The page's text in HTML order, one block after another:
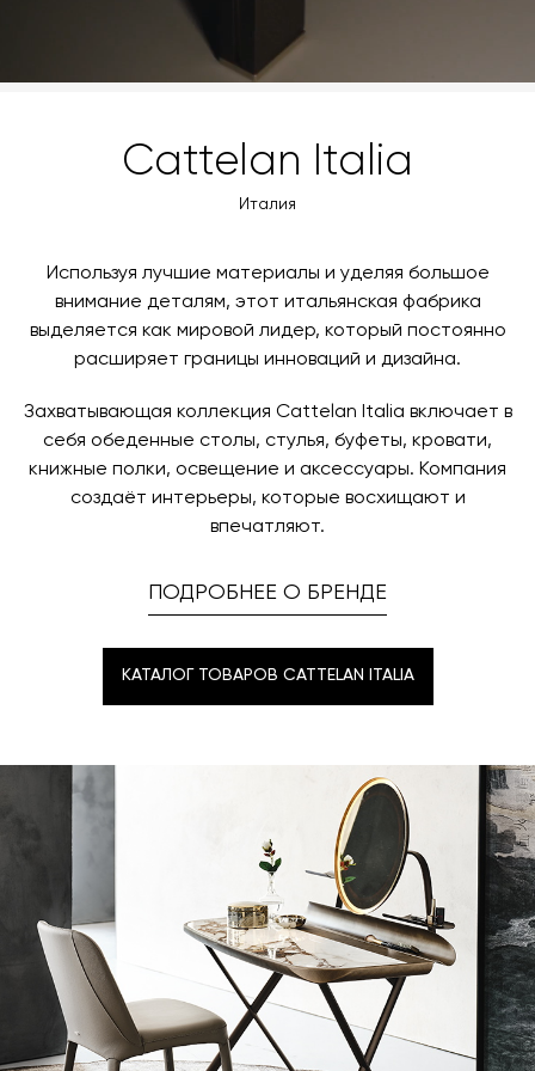
Cattelan Italia
Италия
Используя лучшие материалы и уделяя большое
внимание деталям, этот итальянская фабрика
выделяется как мировой лидер, который постоянно
расширяет границы инноваций и дизайна.
Захватывающая коллекция Cattelan Italia включает в
себя обеденные столы, стулья, буфеты, кровати,
книжные полки, освещение и аксессуары. Компания
создаёт интерьеры, которые восхищают и
впечатляют.
ПОДРОБНЕЕ О БРЕНДЕ
КАТАЛОГ ТОВАРОВ CATTELAN ITALIA